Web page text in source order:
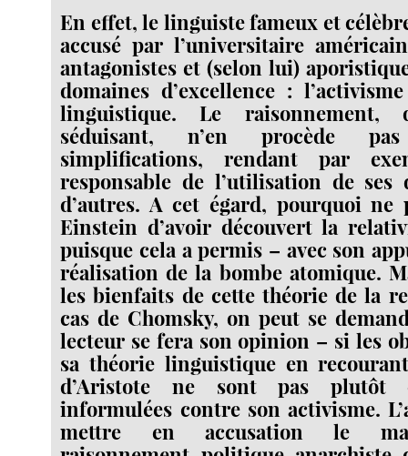
En effet, le linguiste fameux et
accusé par l’universitaire
antagonistes et (selon lui)
domaines d’excellence :
linguistique. Le
séduisant, n’en procède
simplifications, rendant par
responsable de l’utilisation de ses
d’autres. A cet égard, pourquoi ne
Einstein d’avoir découvert la
puisque cela a permis – avec son
réalisation de la bombe atomique.
les bienfaits de cette théorie de la
cas de Chomsky, on peut se
lecteur se fera son opinion – si les
sa théorie linguistique en
d’Aristote ne sont pas plutôt
informulées contre son activisme.
mettre en accusation le